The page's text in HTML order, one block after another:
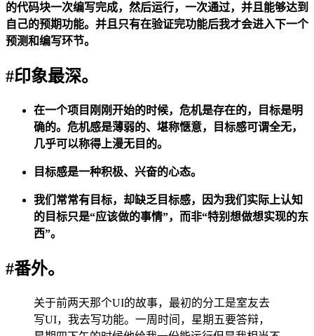
的代码块一次编写完成，然后运行，一次通过，并且能够达到
自己的预期功能。并且只有在验证完功能后我才会进入下一个
预测和编写环节。
#印象最深。
在一个项目刚刚开始的时候，危机是存在的，目标是明
确的。危机感是薄弱的、堪称惬意，目标感可谓全无，
几乎可以称得上漫无目的。
目标感是一种积极、兴奋的心态。
我们常常有目标，却缺乏目标感，因为我们实际上认知
的目标只是“应该做的事情”，而非“特别想做想实现的东
西”。
#番外。
关于前两天那个UI的故事，最初的分工是室友去
写UI，我去写功能。一周时间，星期五要答辩，